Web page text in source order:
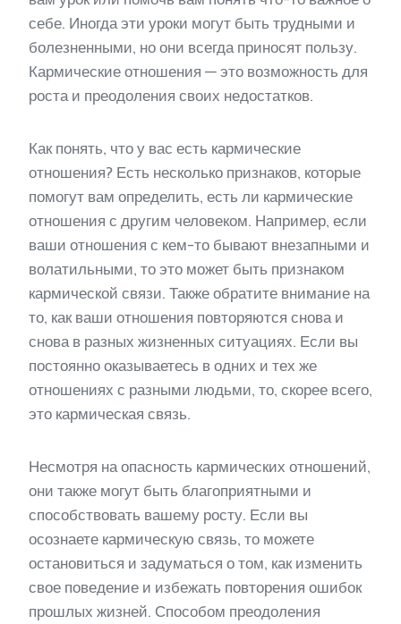
себе. Иногда эти уроки могут быть трудными и
болезненными, но они всегда приносят пользу.
Кармические отношения — это возможность для
роста и преодоления своих недостатков.
Как понять, что у вас есть кармические
отношения? Есть несколько признаков, которые
помогут вам определить, есть ли кармические
отношения с другим человеком. Например, если
ваши отношения с кем-то бывают внезапными и
волатильными, то это может быть признаком
кармической связи. Также обратите внимание на
то, как ваши отношения повторяются снова и
снова в разных жизненных ситуациях. Если вы
постоянно оказываетесь в одних и тех же
отношениях с разными людьми, то, скорее всего,
это кармическая связь.
Несмотря на опасность кармических отношений,
они также могут быть благоприятными и
способствовать вашему росту. Если вы
осознаете кармическую связь, то можете
остановиться и задуматься о том, как изменить
свое поведение и избежать повторения ошибок
прошлых жизней. Способом преодоления